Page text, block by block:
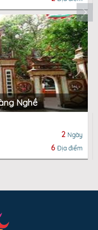
Nghề
2 Ngày
6 Địa điểm